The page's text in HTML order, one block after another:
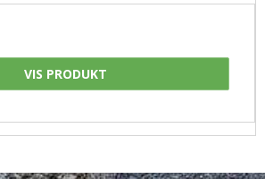
VIS PRODUKT